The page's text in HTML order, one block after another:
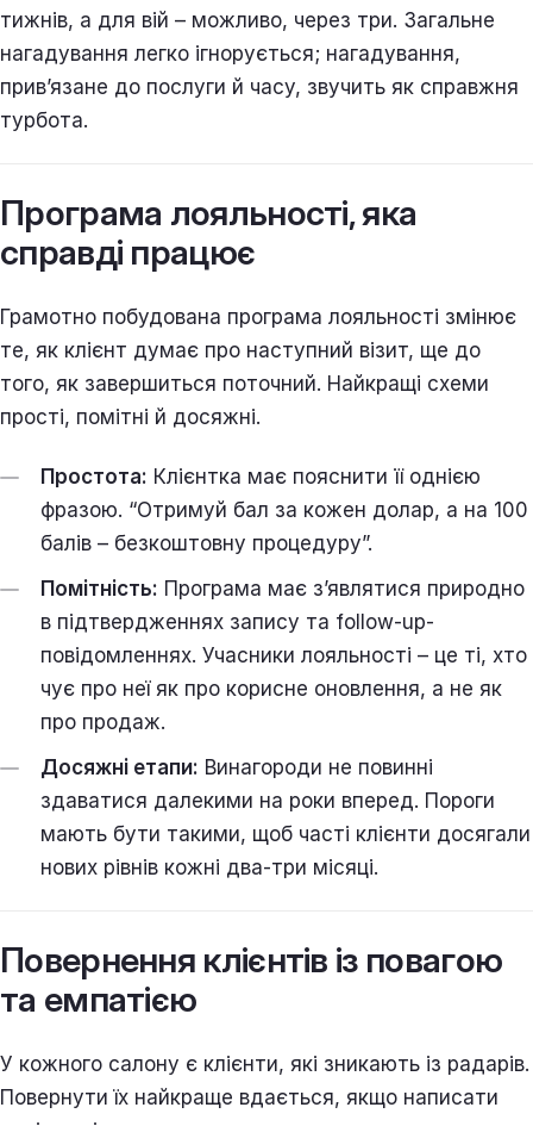
тижнів, а для вій – можливо, через три. Загальне
нагадування легко ігнорується; нагадування,
прив’язане до послуги й часу, звучить як справжня
турбота.
Програма лояльності, яка
справді працює
Грамотно побудована програма лояльності змінює
те, як клієнт думає про наступний візит, ще до
того, як завершиться поточний. Найкращі схеми
прості, помітні й досяжні.
Простота: Клієнтка має пояснити її однією
фразою. “Отримуй бал за кожен долар, а на 100
балів – безкоштовну процедуру”.
Помітність: Програма має з’являтися природно
в підтвердженнях запису та follow-up-
повідомленнях. Учасники лояльності – це ті, хто
чує про неї як про корисне оновлення, а не як
про продаж.
Досяжні етапи: Винагороди не повинні
здаватися далекими на роки вперед. Пороги
мають бути такими, щоб часті клієнти досягали
нових рівнів кожні два-три місяці.
Повернення клієнтів із повагою
та емпатією
У кожного салону є клієнти, які зникають із радарів.
Повернути їх найкраще вдається, якщо написати